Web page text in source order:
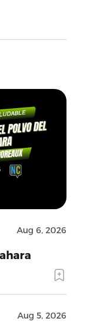
Aug 6, 2026
Aug 5, 2026